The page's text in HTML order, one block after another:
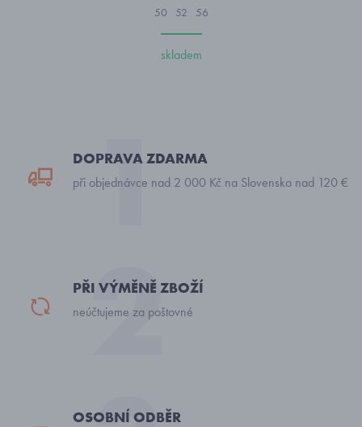
50 52 56
skladem
DOPRAVA ZDARMA
při objednávce nad 2 000 Kč na Slovensko nad 120 €
PŘI VÝMĚNĚ ZBOŽÍ
neúčtujeme za poštovné
OSOBNÍ ODBĚR